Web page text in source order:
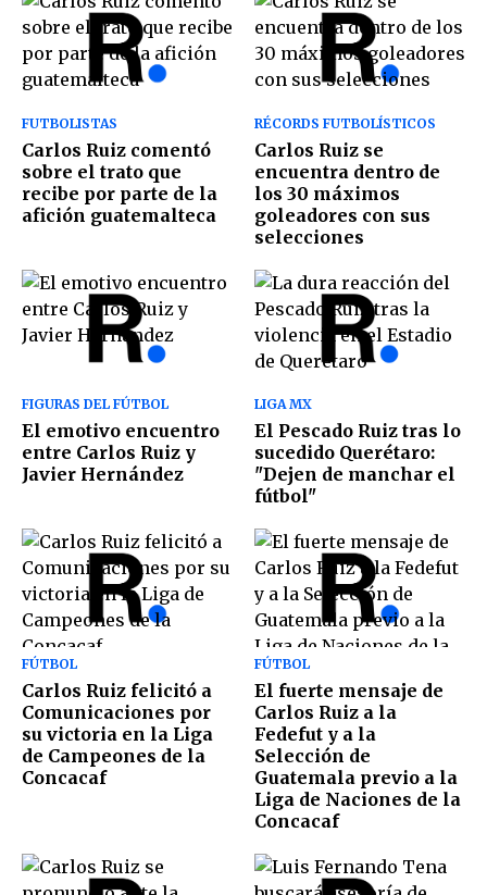
FUTBOLISTAS
Carlos Ruiz comentó
sobre el trato que
recibe por parte de la
afición guatemalteca
RÉCORDS FUTBOLÍSTICOS
Carlos Ruiz se
encuentra dentro de
los 30 máximos
goleadores con sus
selecciones
FIGURAS DEL FÚTBOL
El emotivo encuentro
entre Carlos Ruiz y
Javier Hernández
LIGA MX
El Pescado Ruiz tras lo
sucedido Querétaro:
"Dejen de manchar el
fútbol"
FÚTBOL
Carlos Ruiz felicitó a
Comunicaciones por
su victoria en la Liga
de Campeones de la
Concacaf
FÚTBOL
El fuerte mensaje de
Carlos Ruiz a la
Fedefut y a la
Selección de
Guatemala previo a la
Liga de Naciones de la
Concacaf